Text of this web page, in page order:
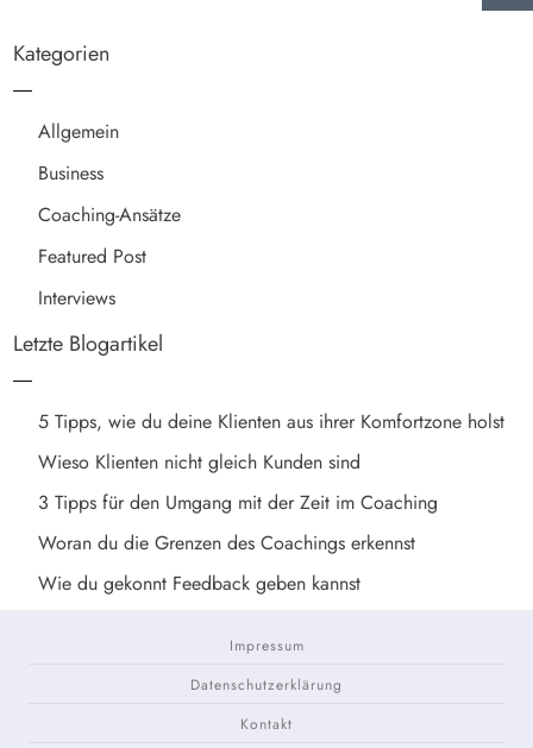
Kategorien
Allgemein
Business
Coaching-Ansätze
Featured Post
Interviews
Letzte Blogartikel
5 Tipps, wie du deine Klienten aus ihrer Komfortzone holst
Wieso Klienten nicht gleich Kunden sind
3 Tipps für den Umgang mit der Zeit im Coaching
Woran du die Grenzen des Coachings erkennst
Wie du gekonnt Feedback geben kannst
Impressum
Datenschutzerklärung
Kontakt